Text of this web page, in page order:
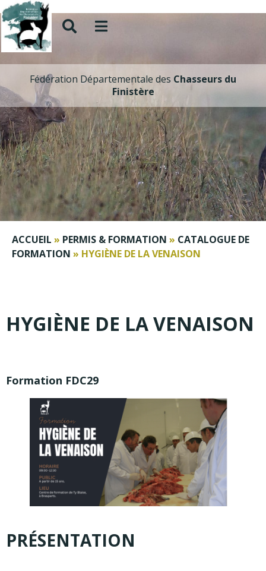
Fédération Départementale des Chasseurs du
Finistère
ACCUEIL » PERMIS & FORMATION » CATALOGUE DE
FORMATION » HYGIÈNE DE LA VENAISON
HYGIÈNE DE LA VENAISON
Formation FDC29
PRÉSENTATION